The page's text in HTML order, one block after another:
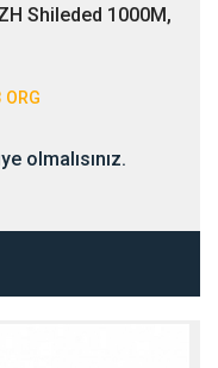
Shileded 1000M,
olmalısınız.